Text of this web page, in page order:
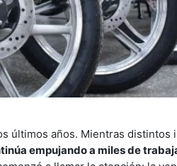
últimos años. Mientras distintos
empujando a miles de